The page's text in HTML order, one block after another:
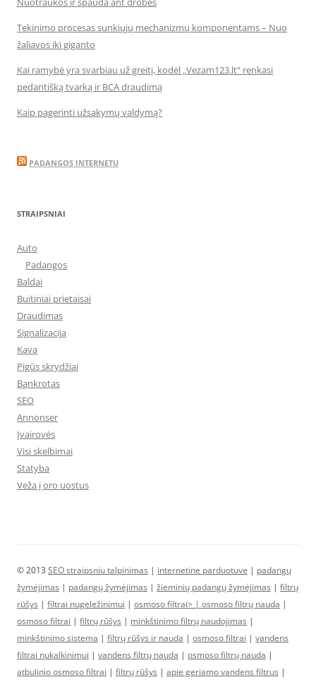
Tekinimo procesas sunkiųjų mechanizmų komponentams – Nuo
žaliavos iki giganto
Kai ramybė yra svarbiau už greitį, kodėl „Vezam123.lt“ renkasi
pedantišką tvarką ir BCA draudimą
Kaip pagerinti užsakymų valdymą?
PADANGOS INTERNETU
STRAIPSNIAI
Auto
Padangos
Baldai
Buitiniai prietaisai
Draudimas
Signalizacija
Kava
Pigūs skrydžiai
Bankrotas
SEO
Annonser
Įvairovės
Visi skelbimai
Statyba
Veža į oro uostus
© 2013 SEO straipsniu talpinimas | internetine parduotuve | padangų
žymėjimas | padangų žymėjimas | žieminių padangų žymėjimas | filtrų
rūšys | filtrai nugeležinimui | osmoso filtrai> | osmoso filtrų nauda |
osmoso filtrai | filtrų rūšys | minkštinimo filtrų naudojimas |
minkštinimo sistema | filtrų rūšys ir nauda | osmoso filtrai | vandens
filtrai nukalkinimui | vandens filtrų nauda | osmoso filtrų nauda |
atbulinio osmoso filtrai | filtrų rūšys | apie geriamo vandens filtrus |